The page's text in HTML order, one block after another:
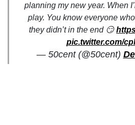
planning my new year. When
play. You know everyone
they didn’t in the end 😏
pic.twitter.com/
— 50cent (@50cent)